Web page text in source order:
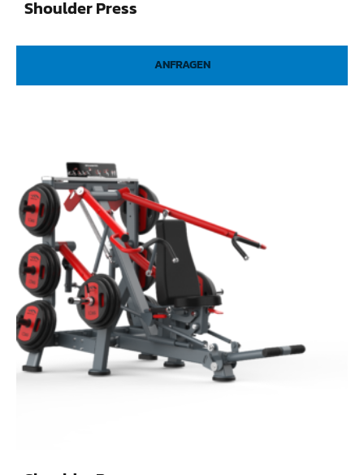
Shoulder Press
ANFRAGEN